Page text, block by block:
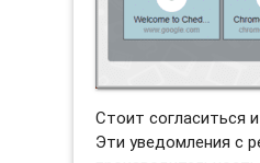
Стоит согласиться
Эти уведомления с